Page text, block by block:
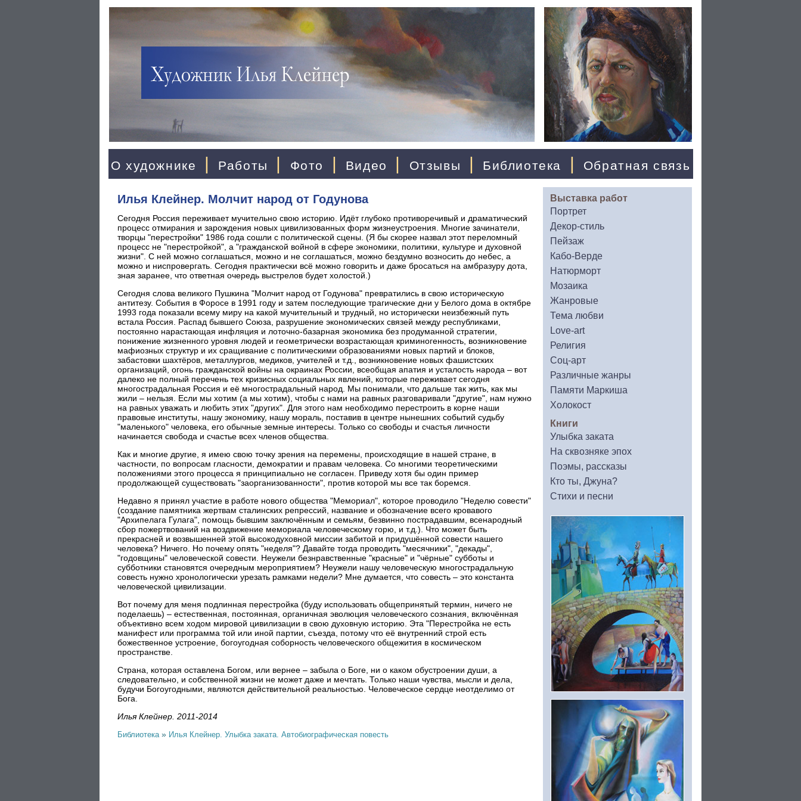
О художнике | Работы | Фото | Видео | Отзывы | Библиотека | Обратная связь
Илья Клейнер. Молчит народ от Годунова
Сегодня Россия переживает мучительно свою историю. Идёт глубоко противоречивый и драматический
процесс отмирания и зарождения новых цивилизованных форм жизнеустроения. Многие зачинатели,
творцы "перестройки" 1986 года сошли с политической сцены. (Я бы скорее назвал этот переломный
процесс не "перестройкой", а "гражданской войной в сфере экономики, политики, культуре и духовной
жизни". С ней можно соглашаться, можно и не соглашаться, можно бездумно возносить до небес, а
можно и ниспровергать. Сегодня практически всё можно говорить и даже бросаться на амбразуру дота,
зная заранее, что ответная очередь выстрелов будет холостой.)
Сегодня слова великого Пушкина "Молчит народ от Годунова" превратились в свою историческую
антитезу. События в Форосе в 1991 году и затем последующие трагические дни у Белого дома в октябре
1993 года показали всему миру на какой мучительный и трудный, но исторически неизбежный путь
встала Россия. Распад бывшего Союза, разрушение экономических связей между республиками,
постоянно нарастающая инфляция и лоточно-базарная экономика без продуманной стратегии,
понижение жизненного уровня людей и геометрически возрастающая криминогенность, возникновение
мафиозных структур и их сращивание с политическими образованиями новых партий и блоков,
забастовки шахтёров, металлургов, медиков, учителей и т.д., возникновение новых фашистских
организаций, огонь гражданской войны на окраинах России, всеобщая апатия и усталость народа – вот
далеко не полный перечень тех кризисных социальных явлений, которые переживает сегодня
многострадальная Россия и её многострадальный народ. Мы понимали, что дальше так жить, как мы
жили – нельзя. Если мы хотим (а мы хотим), чтобы с нами на равных разговаривали "другие", нам нужно
на равных уважать и любить этих "других". Для этого нам необходимо перестроить в корне наши
правовые институты, нашу экономику, нашу мораль, поставив в центре нынешних событий судьбу
"маленького" человека, его обычные земные интересы. Только со свободы и счастья личности
начинается свобода и счастье всех членов общества.
Как и многие другие, я имею свою точку зрения на перемены, происходящие в нашей стране, в
частности, по вопросам гласности, демократии и правам человека. Со многими теоретическими
положениями этого процесса я принципиально не согласен. Приведу хотя бы один пример
продолжающей существовать "заорганизованности", против которой мы все так боремся.
Недавно я принял участие в работе нового общества "Мемориал", которое проводило "Неделю совести"
(создание памятника жертвам сталинских репрессий, название и обозначение всего кровавого
"Архипелага Гулага", помощь бывшим заключённым и семьям, безвинно пострадавшим, всенародный
сбор пожертвований на воздвижение мемориала человеческому горю, и т.д.). Что может быть
прекрасней и возвышенней этой высокодуховной миссии забитой и придушённой совести нашего
человека? Ничего. Но почему опять "неделя"? Давайте тогда проводить "месячники", "декады",
"годовщины" человеческой совести. Неужели безнравственные "красные" и "чёрные" субботы и
субботники становятся очередным мероприятием? Неужели нашу человеческую многострадальную
совесть нужно хронологически урезать рамками недели? Мне думается, что совесть – это константа
человеческой цивилизации.
Вот почему для меня подлинная перестройка (буду использовать общепринятый термин, ничего не
поделаешь) – естественная, постоянная, органичная эволюция человеческого сознания, включённая
объективно всем ходом мировой цивилизации в свою духовную историю. Эта "Перестройка не есть
манифест или программа той или иной партии, съезда, потому что её внутренний строй есть
божественное устроение, богоугодная соборность человеческого общежития в космическом
пространстве.
Страна, которая оставлена Богом, или вернее – забыла о Боге, ни о каком обустроении души, а
следовательно, и собственной жизни не может даже и мечтать. Только наши чувства, мысли и дела,
будучи Богоугодными, являются действительной реальностью. Человеческое сердце неотделимо от
Бога.
Илья Клейнер. 2011-2014
Библиотека » Илья Клейнер. Улыбка заката. Автобиографическая повесть
Выставка работ
Портрет
Декор-стиль
Пейзаж
Кабо-Верде
Натюрморт
Мозаика
Жанровые
Тема любви
Love-art
Религия
Соц-арт
Различные жанры
Памяти Маркиша
Холокост
Книги
Улыбка заката
На сквозняке эпох
Поэмы, рассказы
Кто ты, Джуна?
Стихи и песни